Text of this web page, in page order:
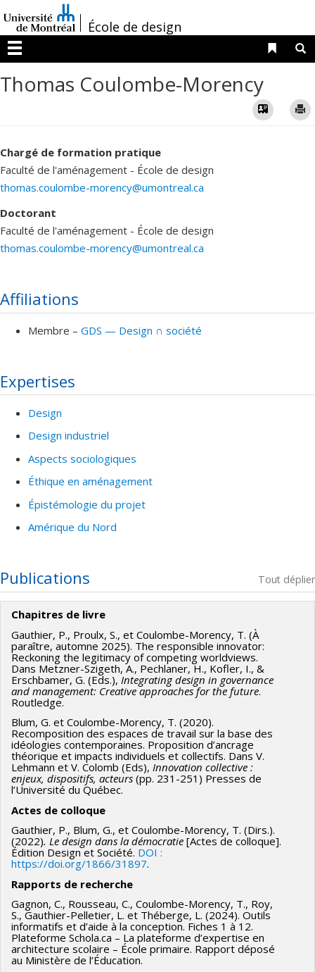
au
contenu
/École de design
Menu
Liens
Thomas Coulombe-Morency
Vcard
Chargé de formation pratique
Faculté de l'aménagement - École de design
thomas.coulombe-morency@umontreal.ca
Doctorant
Faculté de l'aménagement - École de design
thomas.coulombe-morency@umontreal.ca
Affiliations
Membre – GDS — Design ∩ société
Expertises
Design
Design industriel
Aspects sociologiques
Éthique en aménagement
Épistémologie du projet
Amérique du Nord
Publications Tout déplier
Chapitres de livre
Gauthier, P., Proulx, S., et Coulombe-Morency, T. (À
paraître, automne 2025). The responsible innovator:
Reckoning the legitimacy of competing worldviews.
Dans Metzner-Szigeth, A., Pechlaner, H., Kofler, I., &
Erschbamer, G. (Eds.), Integrating design in governance
and management: Creative approaches for the future.
Routledge.
Blum, G. et Coulombe-Morency, T. (2020).
Recomposition des espaces de travail sur la base des
idéologies contemporaines. Proposition d’ancrage
théorique et impacts individuels et collectifs. Dans V.
Lehmann et V. Colomb (Eds), Innovation collective :
enjeux, dispositifs, acteurs (pp. 231-251) Presses de
l’Université du Québec.
Actes de colloque
Gauthier, P., Blum, G., et Coulombe-Morency, T. (Dirs.).
(2022). Le design dans la démocratie [Actes de colloque].
Édition Design et Société. DOI :
https://doi.org/1866/31897.
Rapports de recherche
Gagnon, C., Rousseau, C., Coulombe-Morency, T., Roy,
S., Gauthier-Pelletier, L. et Théberge, L. (2024). Outils
informatifs et d’aide à la conception. Fiches 1 à 12.
Plateforme Schola.ca – La plateforme d’expertise en
architecture scolaire – École primaire. Rapport déposé
au Ministère de l’Éducation.